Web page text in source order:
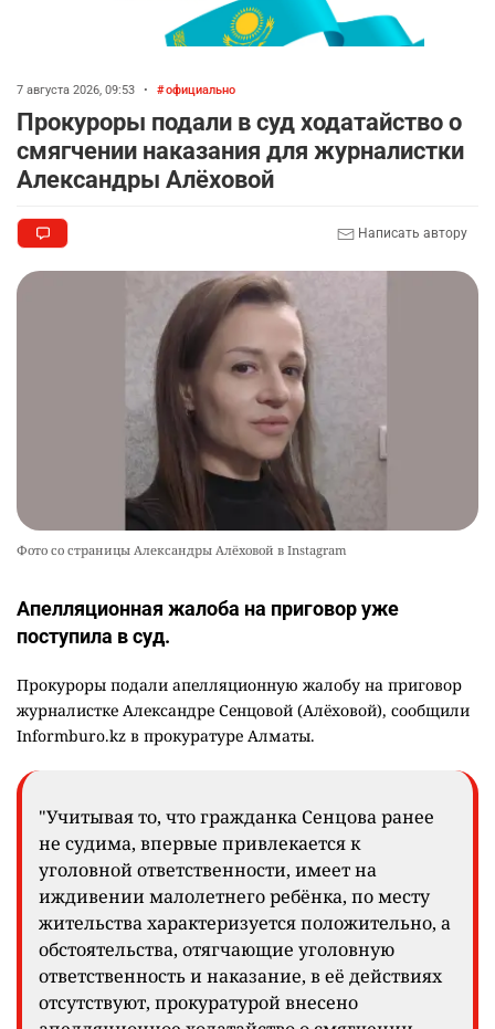
7 августа 2026, 09:53 • официально
Прокуроры подали в суд ходатайство о
смягчении наказания для журналистки
Александры Алёховой
Написать автору
Фото со страницы Александры Алёховой в Instagram
Апелляционная жалоба на приговор уже
поступила в суд.
Прокуроры подали апелляционную жалобу на приговор
журналистке Александре Сенцовой (Алёховой), сообщили
Informburo.kz в прокуратуре Алматы.
"Учитывая то, что гражданка Сенцова ранее
не судима, впервые привлекается к
уголовной ответственности, имеет на
иждивении малолетнего ребёнка, по месту
жительства характеризуется положительно, а
обстоятельства, отягчающие уголовную
ответственность и наказание, в её действиях
отсутствуют, прокуратурой внесено